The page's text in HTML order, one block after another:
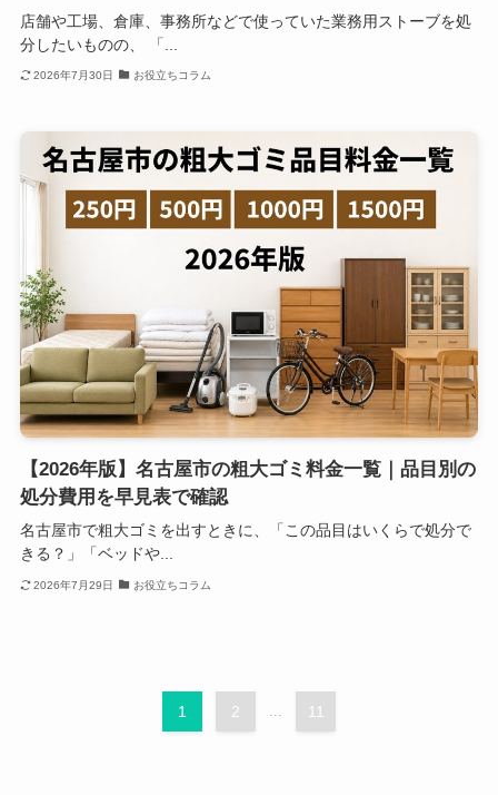
店舗や工場、倉庫、事務所などで使っていた業務用ストーブを処
分したいものの、 「...
2026年7月30日 お役立ちコラム
【2026年版】名古屋市の粗大ゴミ料金一覧｜品目別の
処分費用を早見表で確認
名古屋市で粗大ゴミを出すときに、「この品目はいくらで処分で
きる？」「ベッドや...
2026年7月29日 お役立ちコラム
1 2 ... 11